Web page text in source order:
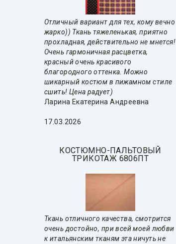
Отличный вариант для тех, кому вечно
жарко)) Ткань тяжеленькая, приятно
прохладная, действительно не мнется!
Очень гармоничная расцветка,
красный очень красивого
благородного оттенка. Можно
шикарный костюм в пижамном стиле
сшить! Цена радует)
Ларина Екатерина Андреевна
17.03.2026
КОСТЮМНО-ПАЛЬТОВЫЙ
ТРИКОТАЖ 6806ПТ
Ткань отличного качества, смотрится
очень достойно, при всей моей любви
к итальянским тканям эта ничуть не